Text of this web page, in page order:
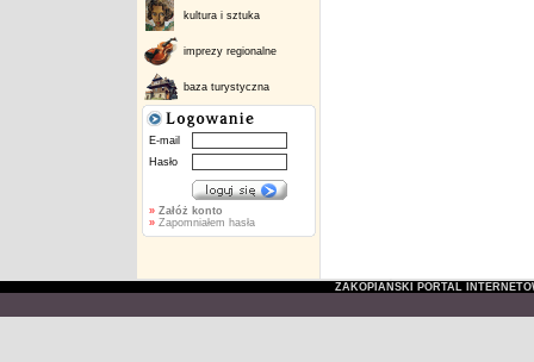
kultura i sztuka
imprezy regionalne
baza turystyczna
E-mail
Hasło
» Załóż konto
»Zapomniałem hasła
ZAKOPIAŃSKI PORTAL